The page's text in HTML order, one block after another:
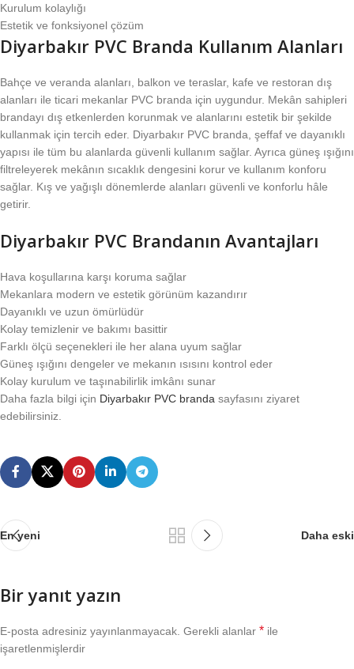
Kurulum kolaylığı
Estetik ve fonksiyonel çözüm
Diyarbakır PVC Branda Kullanım Alanları
Bahçe ve veranda alanları, balkon ve teraslar, kafe ve restoran dış
alanları ile ticari mekanlar PVC branda için uygundur. Mekân sahipleri
brandayı dış etkenlerden korunmak ve alanlarını estetik bir şekilde
kullanmak için tercih eder. Diyarbakır PVC branda, şeffaf ve dayanıklı
yapısı ile tüm bu alanlarda güvenli kullanım sağlar. Ayrıca güneş ışığını
filtreleyerek mekânın sıcaklık dengesini korur ve kullanım konforu
sağlar. Kış ve yağışlı dönemlerde alanları güvenli ve konforlu hâle
getirir.
Diyarbakır PVC Brandanın Avantajları
Hava koşullarına karşı koruma sağlar
Mekanlara modern ve estetik görünüm kazandırır
Dayanıklı ve uzun ömürlüdür
Kolay temizlenir ve bakımı basittir
Farklı ölçü seçenekleri ile her alana uyum sağlar
Güneş ışığını dengeler ve mekanın ısısını kontrol eder
Kolay kurulum ve taşınabilirlik imkânı sunar
Daha fazla bilgi için Diyarbakır PVC branda sayfasını ziyaret
edebilirsiniz.
En yeni Daha eski
Bir yanıt yazın
E-posta adresiniz yayınlanmayacak. Gerekli alanlar * ile
işaretlenmişlerdir